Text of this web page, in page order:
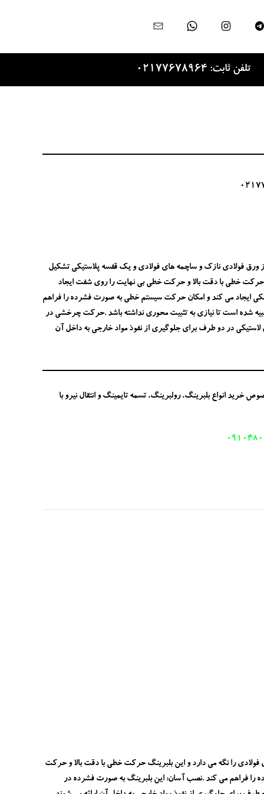
تلفن ثابت: 02177678964
فولادی نازک و ساچمه های فولادی و یک قفسه پلاستیکی تشکیل
خطی با دقت بالا و حرکت خطی بی نهایت را روی شفت ایجاد
ایجاد می کند و امکان حرکت سیستم خطی به صورت فشرده را فراهم
شده است تا نیازی به تثبیت محوری نداشته باشد .حرکت چرخشی در
لاستیکی در دو طرف برای جلوگیری از نفوذ مواد خارجی به داخل آن
انواع بلبرینگ، رولبرینگ، تسمه تایمینگ و انتقال نیرو با
را نگه می دارد و این بلبرینگ حرکت خطی با دقت بالا و حرکت
را فراهم می کند .نصب آسان: این بلبرینگ به صورت فشرده در